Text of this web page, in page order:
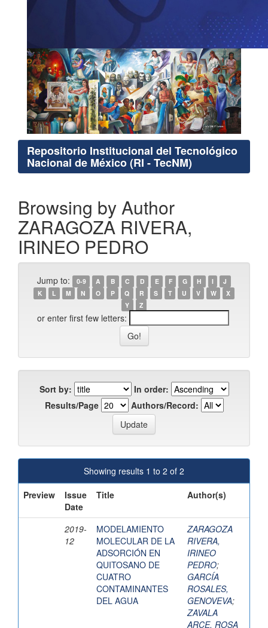
Repositorio Institucional del Tecnológico
Nacional de México (RI - TecNM)
Browsing by Author
ZARAGOZA RIVERA,
IRINEO PEDRO
Jump to: 0-9 A B C D E F G H I
J
K
L M N O P Q R S T U V W
X
Y
Z
or enter first few letters:
Sort by:
In order:
Results/Page
Authors/Record:
Showing results 1 to 2 of 2
Preview
Issue
Date
Title Author(s)
2019-
12
MODELAMIENTO
MOLECULAR DE LA
ADSORCIÓN EN
QUITOSANO DE
CUATRO
CONTAMINANTES
DEL AGUA
ZARAGOZA
RIVERA,
IRINEO
PEDRO;
GARCÍA
ROSALES,
GENOVEVA;
ZAVALA
ARCE, ROSA